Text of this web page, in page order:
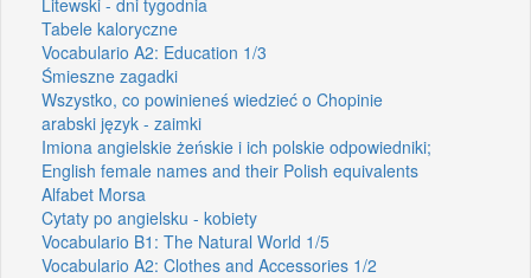
Tabele kaloryczne
Vocabulario A2: Education 1/3
Śmieszne zagadki
Wszystko, co powinieneś wiedzieć o Chopinie
arabski język - zaimki
Imiona angielskie żeńskie i ich polskie odpowiedniki;
English female names and their Polish equivalents
Alfabet Morsa
Cytaty po angielsku - kobiety
Vocabulario B1: The Natural World 1/5
Vocabulario A2: Clothes and Accessories 1/2